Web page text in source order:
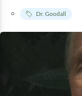
haar levenswerk verder
Dr. Goodall